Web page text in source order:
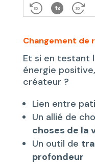
Changement de
Et si en testant
énergie
créateur ?
Lien entre
Un allié de
choses de la
Un outil de
profondeur